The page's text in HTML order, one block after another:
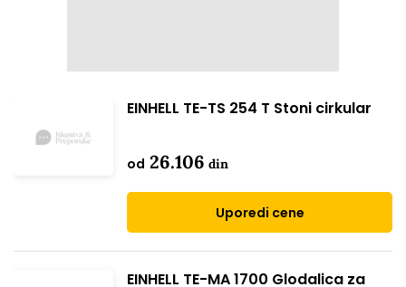
EINHELL TE-TS 254 T Stoni cirkular
od 26.106 din
Uporedi cene
EINHELL TE-MA 1700 Glodalica za